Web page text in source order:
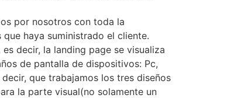
por nosotros con toda la
haya suministrado el cliente.
decir, la landing page se visualiza
de pantalla de dispositivos: Pc,
que trabajamos los tres diseños
la parte visual(no solamente un